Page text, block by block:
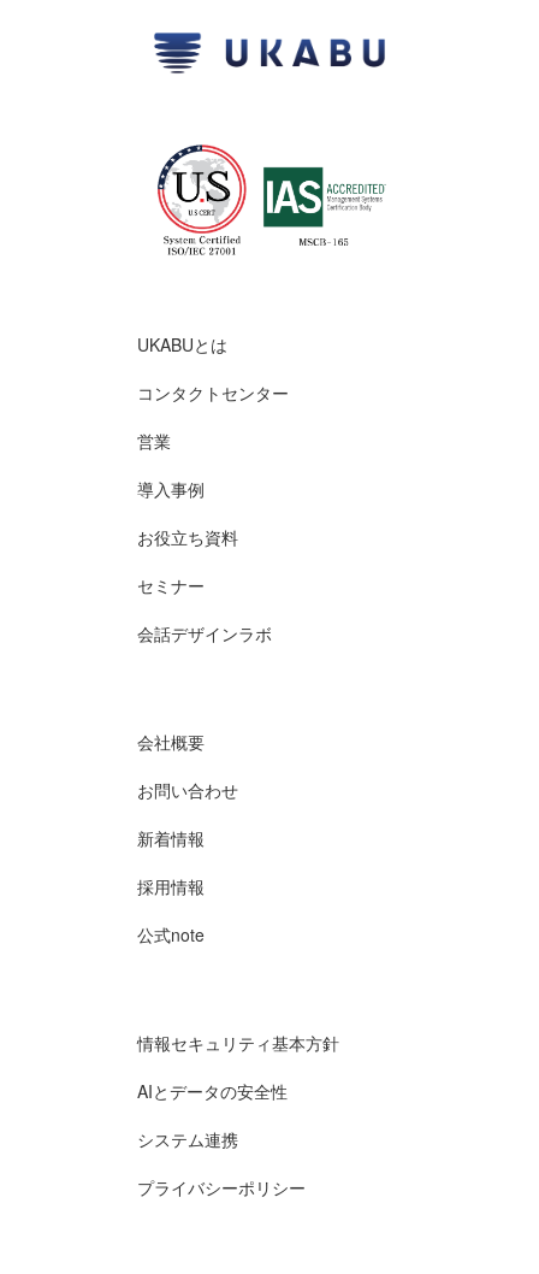
UKABUとは
コンタクトセンター
営業
導入事例
お役立ち資料
セミナー
会話デザインラボ
会社概要
お問い合わせ
新着情報
採用情報
公式note
情報セキュリティ基本方針
AIとデータの安全性
システム連携
プライバシーポリシー